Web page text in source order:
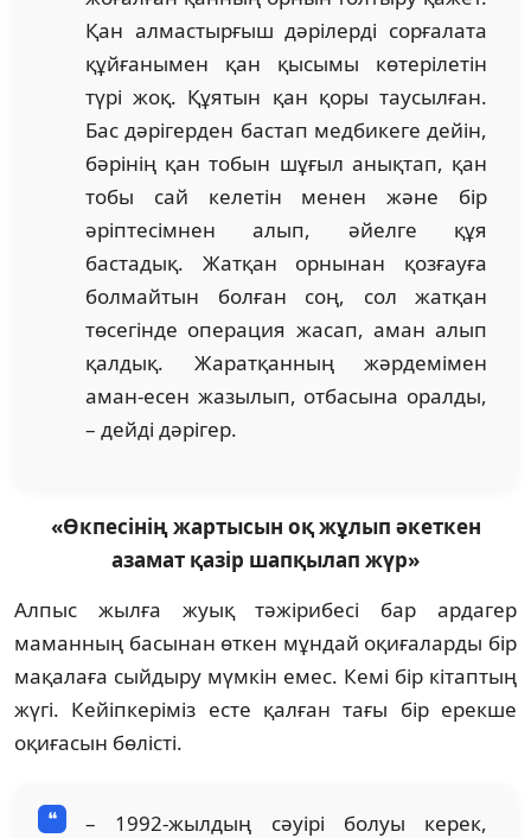
Қан алмастырғыш дәрілерді сорғалата
құйғанымен қан қысымы көтерілетін
түрі жоқ. Құятын қан қоры таусылған.
Бас дәрігерден бастап медбикеге дейін,
бәрінің қан тобын шұғыл анықтап, қан
тобы сай келетін менен және бір
әріптесімнен алып, әйелге құя
бастадық. Жатқан орнынан қозғауға
болмайтын болған соң, сол жатқан
төсегінде операция жасап, аман алып
қалдық. Жаратқанның жәрдемімен
аман-есен жазылып, отбасына оралды,
– дейді дәрігер.
«Өкпесінің жартысын оқ жұлып әкеткен
азамат қазір шапқылап жүр»
Алпыс жылға жуық тәжірибесі бар ардагер
маманның басынан өткен мұндай оқиғаларды бір
мақалаға сыйдыру мүмкін емес. Кемі бір кітаптың
жүгі. Кейіпкеріміз есте қалған тағы бір ерекше
оқиғасын бөлісті.
– 1992-жылдың сәуірі болуы керек,